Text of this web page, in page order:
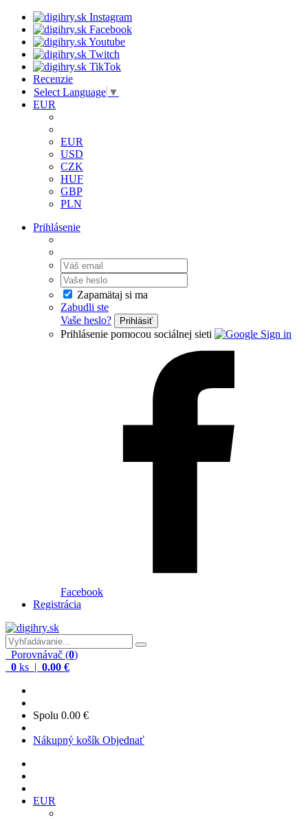
Recenzie
Select Language ▼
EUR
EUR
USD
CZK
HUF
GBP
PLN
Prihlásenie
Zapamätaj si ma
Zabudli ste
Vaše heslo?
Prihlásiť
Prihlásenie pomocou sociálnej sieti
Facebook
Registrácia
Porovnávač (0)
0 ks | 0.00 €
Spolu 0.00 €
Nákupný košík Objednať
EUR